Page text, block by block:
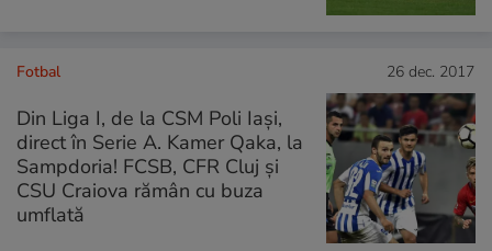
Fotbal 26 dec. 2017
Din Liga I, de la CSM Poli Iași,
direct în Serie A. Kamer Qaka, la
Sampdoria! FCSB, CFR Cluj și
CSU Craiova rămân cu buza
umflată